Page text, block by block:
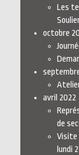
Les
octobre
avril 2022
de
Visite
lundi